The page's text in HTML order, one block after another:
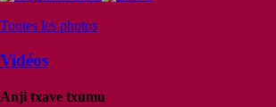
Toutes les photos
Vidéos
Anji txave txumu